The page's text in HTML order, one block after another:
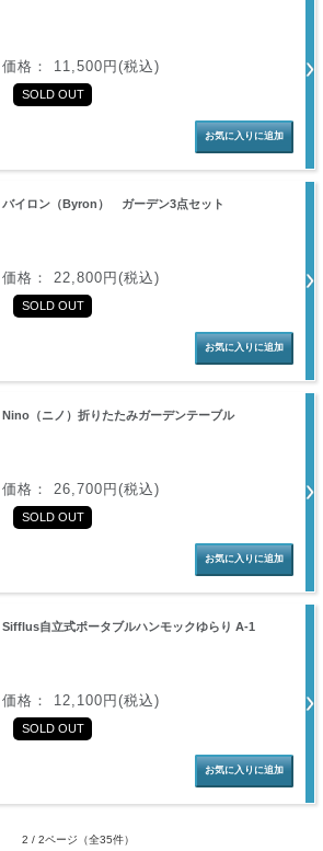
価格： 11,500円(税込)
SOLD OUT
バイロン（Byron） ガーデン3点セット
価格： 22,800円(税込)
SOLD OUT
Nino（ニノ）折りたたみガーデンテーブル
価格： 26,700円(税込)
SOLD OUT
Sifflus自立式ポータブルハンモックゆらり A-1
価格： 12,100円(税込)
SOLD OUT
2 / 2ページ （全35件）